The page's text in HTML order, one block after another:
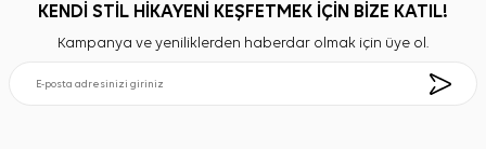
KENDİ STİL HİKAYENİ KEŞFETMEK İÇİN BİZE KATIL!
Kampanya ve yeniliklerden haberdar olmak için üye ol.